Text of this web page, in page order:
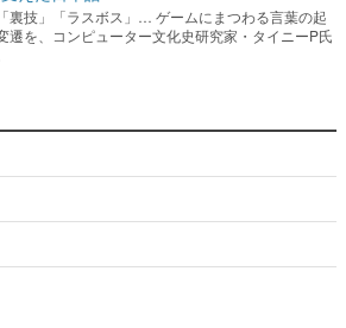
裏技」「ラスボス」… ゲームにまつわる言葉の起
遷を、コンピューター文化史研究家・タイニーP氏